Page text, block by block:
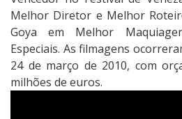
Melhor Diretor e Melhor
Goya em Melhor
Especiais. As filmagens
24 de março de 2010, com
milhões de euros.